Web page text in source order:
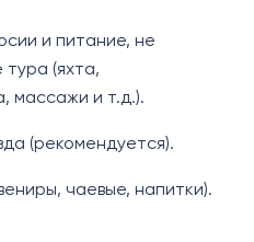
и питание, не
тура (яхта,
массажи и т.д.).
(рекомендуется).
чаевые, напитки).